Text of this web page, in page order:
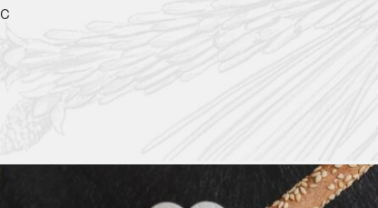
Hotel
die den Fokus auf lokale Qualität und Nachhaltigkeit legen:
traditionelle Trentiner Küche. Es werden regionale Produkte wie
Konzept. Chefkoch Demetrio kombiniert vegetarische Kreativität
Olympic SPA Hotel?
Erlebnisse: das 'Olympische Restaurant', das sich auf